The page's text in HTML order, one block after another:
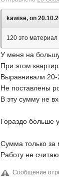
kawise, on
120 это
У меня на
При этом
Выравнивали 20-
Не поставлены
В эту сумму не
Гораздо больше
Сумма только за
Работу не
Сообщение